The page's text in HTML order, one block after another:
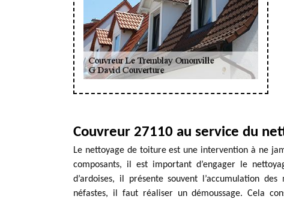
Couvreur 27110 au service du
Le nettoyage de toiture est une intervention à ne
composants, il est important d’engager le
d’ardoises, il présente souvent l’accumulation
néfastes, il faut réaliser un démoussage. Cela